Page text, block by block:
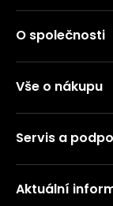
O společnosti
Vše o nákupu
Servis a
Aktuální